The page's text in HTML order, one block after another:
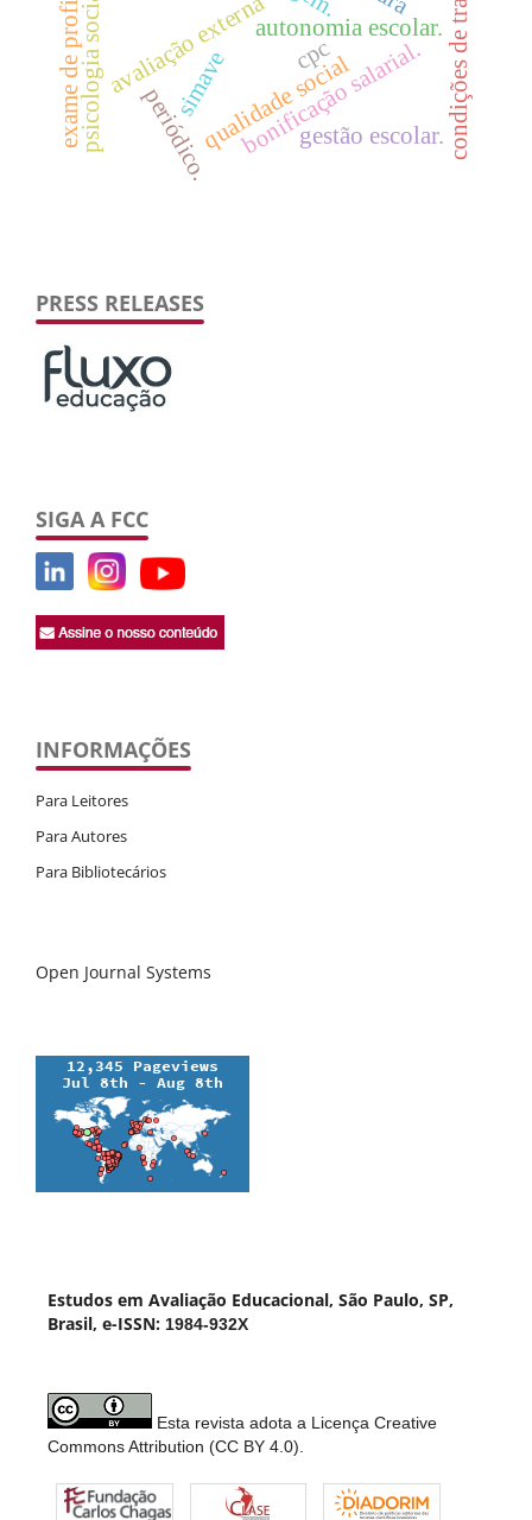
avaliação externa
psicologia social. autonomia escolar. condições de trabalho
bonificação salarial.
qualidade socialgestão escolar.
cpc
periódico.
simave
PRESS RELEASES
SIGA A FCC
INFORMAÇÕES
Para Leitores
Para Autores
Para Bibliotecários
Open Journal Systems
Estudos em Avaliação Educacional, São Paulo, SP,
Brasil, e-ISSN: 1984-932X
Esta revista adota a Licença Creative
Commons Attribution (CC BY 4.0).